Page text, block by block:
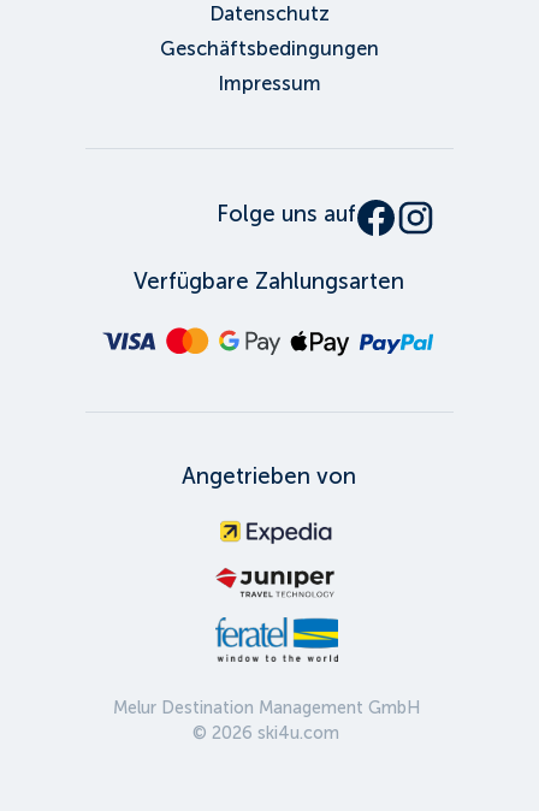
Datenschutz
Geschäftsbedingungen
Impressum
Folge uns auf
Verfügbare Zahlungsarten
Melur Destination Management GmbH
©2026 ski4u.com
Angetrieben von